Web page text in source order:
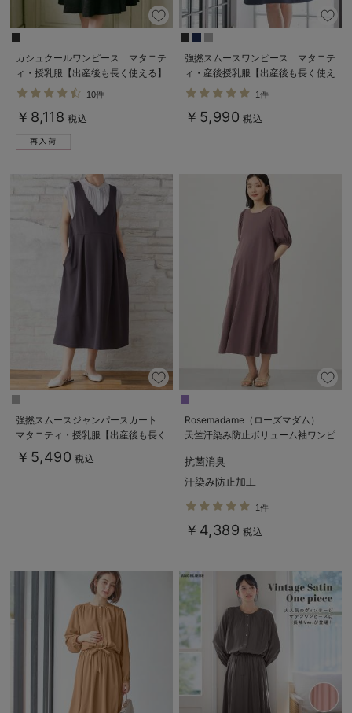
カシュクールワンピース マタニテ
ィ・授乳服【出産後も長く使える】
10件
￥8,118 税込
強撚スムースワンピース マタニテ
ィ・産後授乳服【出産後も長く使え
る】
1件
￥5,990 税込
強撚スムースジャンパースカート
マタニティ・授乳服【出産後も長く
使える】
￥5,490 税込
Rosemadame（ローズマダム）
天竺汗染み防止ボリューム袖ワンピ
産後も長く使える】
抗菌消臭
汗染み防止加工
1件
￥4,389 税込